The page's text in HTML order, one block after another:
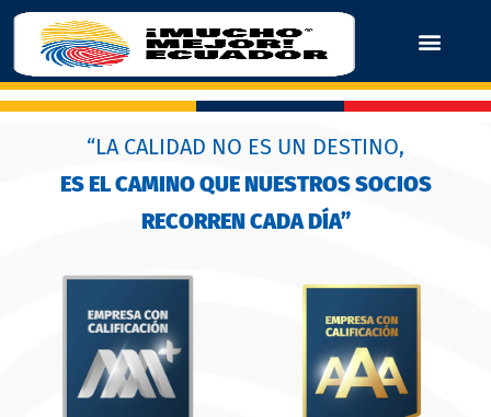
“LA CALIDAD NO ES UN DESTINO,
ES EL CAMINO QUE NUESTROS SOCIOS
RECORREN CADA DÍA”